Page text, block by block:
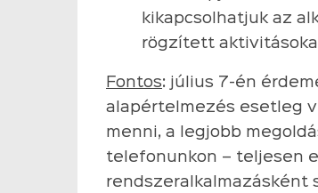
kikapcsolhatjuk az
rögzített
Fontos: július 7-én
alapértelmezés esetleg
menni, a legjobb
telefonunkon – teljesen
rendszeralkalmazásként